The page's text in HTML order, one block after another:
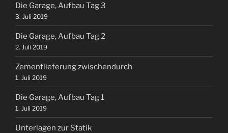
Die Garage, Aufbau Tag 3
3. Juli 2019
Die Garage, Aufbau Tag 2
2. Juli 2019
Zementlieferung zwischendurch
1. Juli 2019
Die Garage, Aufbau Tag 1
1. Juli 2019
Unterlagen zur Statik